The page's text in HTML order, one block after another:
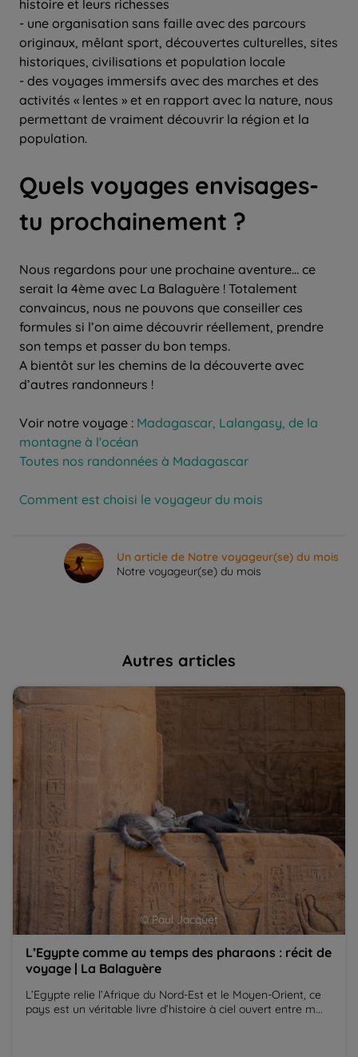
histoire et leurs richesses
- une organisation sans faille avec des parcours
originaux, mêlant sport, découvertes culturelles, sites
historiques, civilisations et population locale
- des voyages immersifs avec des marches et des
activités « lentes » et en rapport avec la nature, nous
permettant de vraiment découvrir la région et la
population.
Quels voyages envisages-
tu prochainement ?
Nous regardons pour une prochaine aventure… ce
serait la 4ème avec La Balaguère ! Totalement
convaincus, nous ne pouvons que conseiller ces
formules si l’on aime découvrir réellement, prendre
son temps et passer du bon temps.
A bientôt sur les chemins de la découverte avec
d’autres randonneurs !
Voir notre voyage : Madagascar, Lalangasy, de la
montagne à l'océan
Toutes nos randonnées à Madagascar
Comment est choisi le voyageur du mois
Un article de Notre voyageur(se) du mois
Notre voyageur(se) du mois
Autres articles
L’Egypte comme au temps des pharaons : récit de
voyage | La Balaguère
© Paul Jacquet
L’Egypte comme au temps des pharaons : récit de
voyage | La Balaguère
L’Egypte relie l’Afrique du Nord-Est et le Moyen-Orient, ce
pays est un véritable livre d’histoire à ciel ouvert entre m...